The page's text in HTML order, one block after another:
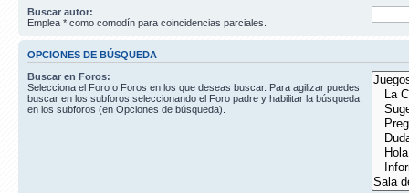
Buscar autor:
Emplea * como comodín para coincidencias parciales.
OPCIONES DE BÚSQUEDA
Buscar en Foros:
Selecciona el Foro o Foros en los que deseas buscar. Para agilizar puedes
buscar en los subforos seleccionando el Foro padre y habilitar la búsqueda
en los subforos (en Opciones de búsqueda).